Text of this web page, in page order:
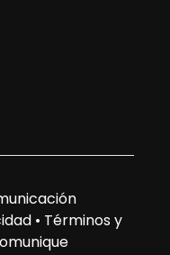
• Términos y